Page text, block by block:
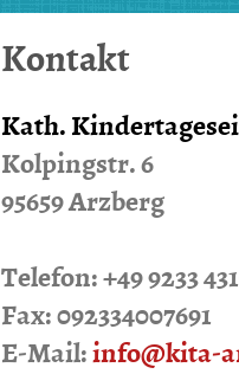
Kontakt
Kath.
Kolpingstr.6
95659Arzberg
Telefon:+49 9233
Fax: 092334007691
E-Mail:info@kita-